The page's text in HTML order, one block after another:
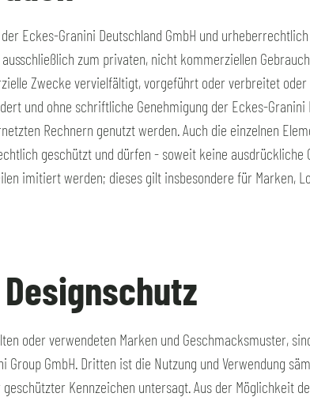
Eckes-Granini Deutschland GmbH und
zum privaten, nicht kommerziellen
Zwecke vervielfältigt, vorgeführt oder verbreitet
und ohne schriftliche Genehmigung der Eckes-Granini
Rechnern genutzt werden. Auch die einzelnen
geschützt und dürfen - soweit keine ausdrückliche
imitiert werden; dieses gilt insbesondere für Marken,
oder verwendeten Marken und Geschmacksmuster,
Group GmbH. Dritten ist die Nutzung und Verwendung
Kennzeichen untersagt. Aus der Möglichkeit